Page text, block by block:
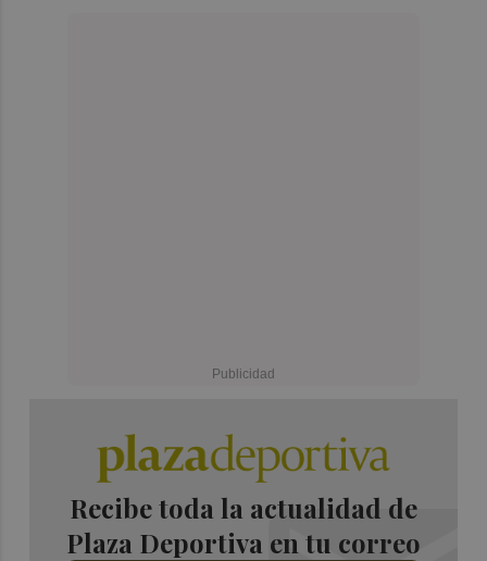
Recibe toda la actualidad de
Plaza Deportiva en tu correo